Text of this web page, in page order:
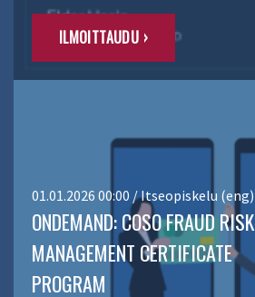
ILMOITTAUDU ›
01.01.2026 00:00 / Itseopiskelu (eng)
ONDEMAND: COSO FRAUD RISK
MANAGEMENT CERTIFICATE
PROGRAM